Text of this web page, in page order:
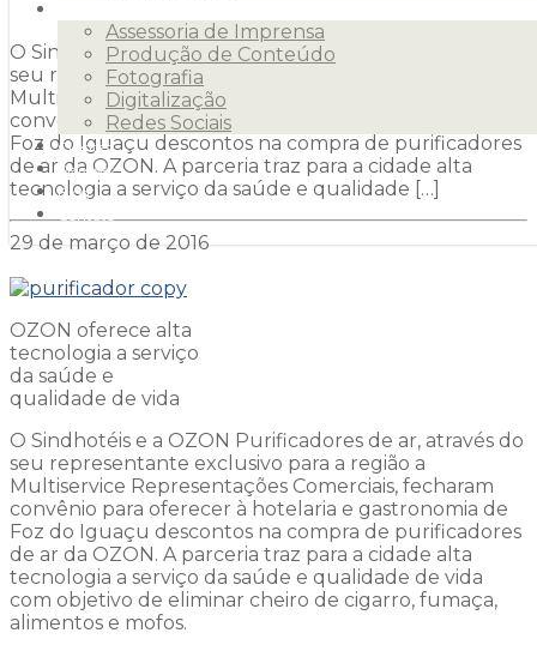
Assessoria de Imprensa
Produção de Conteúdo
Fotografia
Digitalização
Redes Sociais
Clientes
Releases
Blog
Contato
O Sindhotéis e a OZON Purificadores de ar, através do
seu representante exclusivo para a região a
Multiservice Representações Comerciais, fecharam
convênio para oferecer à hotelaria e gastronomia de
Foz do Iguaçu descontos na compra de purificadores
de ar da OZON. A parceria traz para a cidade alta
tecnologia a serviço da saúde e qualidade […]
29 de março de 2016
OZON oferece alta
tecnologia a serviço
da saúde e
qualidade de vida
O Sindhotéis e a OZON Purificadores de ar, através do
seu representante exclusivo para a região a
Multiservice Representações Comerciais, fecharam
convênio para oferecer à hotelaria e gastronomia de
Foz do Iguaçu descontos na compra de purificadores
de ar da OZON. A parceria traz para a cidade alta
tecnologia a serviço da saúde e qualidade de vida
com objetivo de eliminar cheiro de cigarro, fumaça,
alimentos e mofos.